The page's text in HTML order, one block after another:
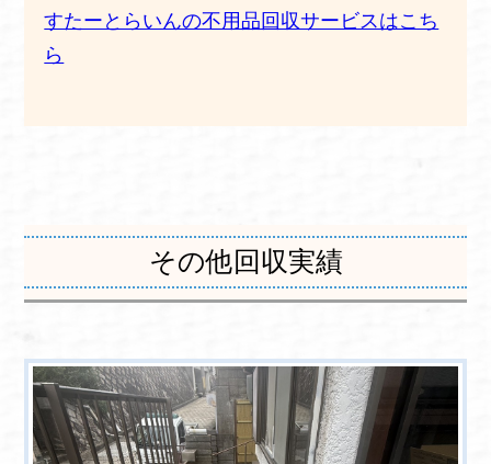
すたーとらいんの不用品回収サービスはこち
ら
その他回収実績